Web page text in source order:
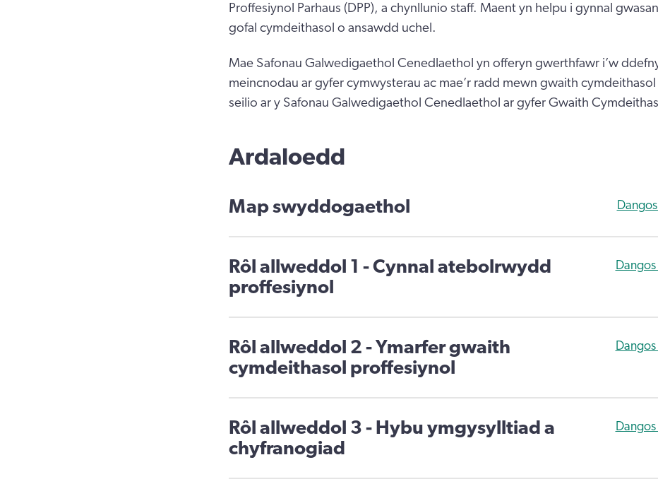
Proffesiynol Parhaus (DPP), a chynllunio staff. Maent yn helpu i gynnal
gofal cymdeithasol o ansawdd uchel.
Mae Safonau Galwedigaethol Cenedlaethol yn offeryn gwerthfawr i’w
meincnodau ar gyfer cymwysterau ac mae’r radd mewn gwaith cymdeithasol
seilio ar y Safonau Galwedigaethol Cenedlaethol ar gyfer Gwaith
Ardaloedd
Map swyddogaethol
Rôl allweddol 1 - Cynnal atebolrwydd
proffesiynol
Rôl allweddol 2 - Ymarfer gwaith
cymdeithasol proffesiynol
Rôl allweddol 3 - Hybu ymgysylltiad a
chyfranogiad